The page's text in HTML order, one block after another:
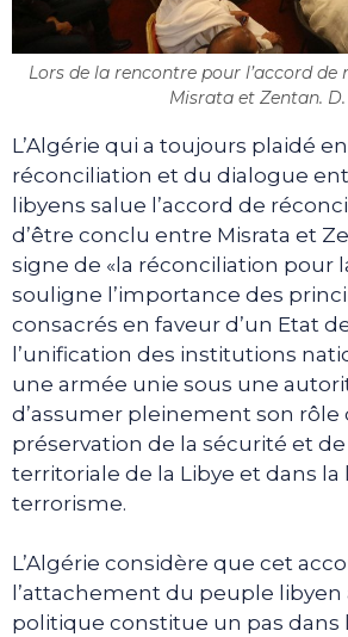
Lors de la rencontre pour l’accord
Misrata et Zentan. D.
L’Algérie qui a toujours plaidé
réconciliation et du dialogue
libyens salue l’accord de
d’être conclu entre Misrata et
signe de «la réconciliation pour
souligne l’importance des
consacrés en faveur d’un Etat
l’unification des institutions
une armée unie sous une
d’assumer pleinement son rôle
préservation de la sécurité et
territoriale de la Libye et dans
terrorisme.
L’Algérie considère que cet
l’attachement du peuple
politique constitue un pas dans